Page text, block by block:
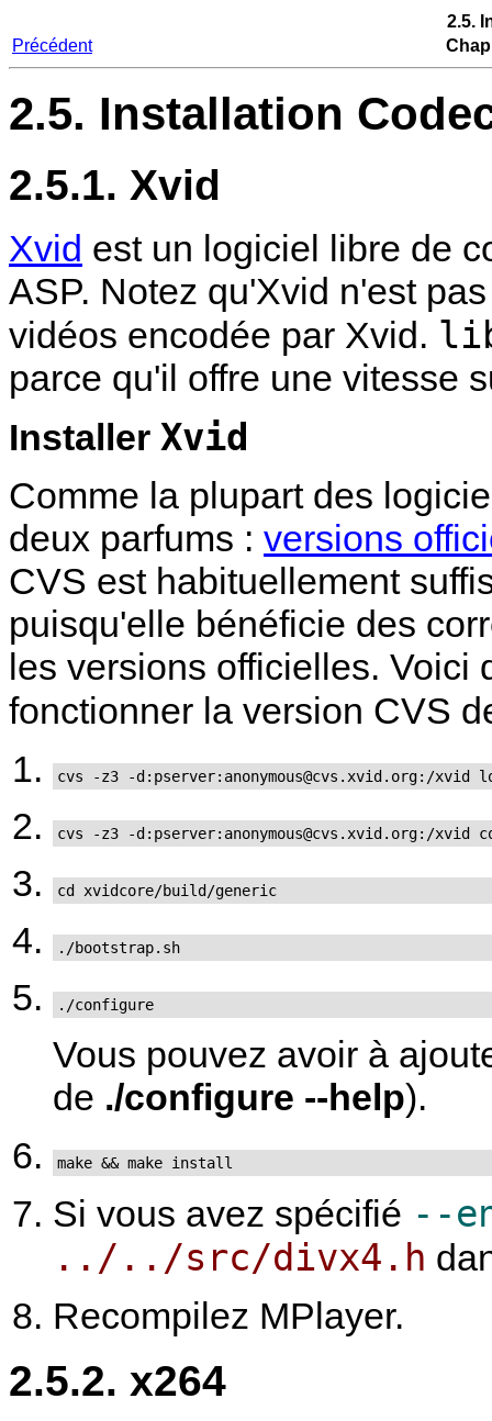
2.5.
Précédent
2.5. Installation
2.5.1. Xvid
Xvid est un logiciel libre de
ASP. Notez qu'Xvid n'est
vidéos encodée par Xvid.
parce qu'il offre une vitesse
Installer Xvid
Comme la plupart des
deux parfums : versions
CVS est habituellement
puisqu'elle bénéficie des
les versions officielles. Voici
fonctionner la version CVS
cvs -z3 -d:pserver:anonymous@cvs.xvid.org:/xvid
cvs -z3 -d:pserver:anonymous@cvs.xvid.org:/xvid
cd xvidcore/build/generic
./bootstrap.sh
./configure
Vous pouvez avoir à
de ./configure --help).
make && make install
Si vous avez spécifié --
../../src/divx4.h
Recompilez MPlayer.
2.5.2. x264